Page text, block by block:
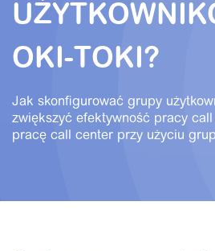
OKI-TOKI?
Jak skonfigurować grupy
zwiększyć efektywność pracy
pracę call center przy użyciu